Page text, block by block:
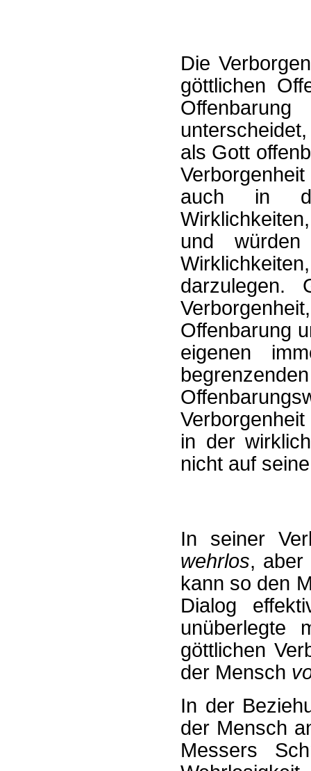
Die
göttlichen
als Gott
auch in
und
Offenbarung
eigenen
in der
nicht auf
In seiner
wehrlos, aber
kann so den
Dialog
unüberlegte
göttlichen
der Mensch
In der
der Mensch
Messers